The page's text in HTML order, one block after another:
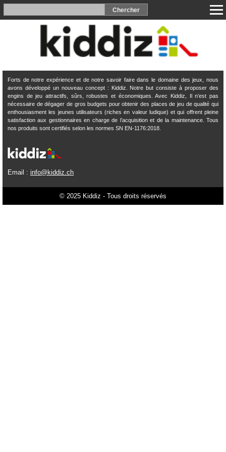
Forts de notre expérience et de notre savoir faire dans le domaine des jeux, nous
avons développé un nouveau concept : Kiddiz. Notre but consiste à proposer des
engins de jeu attractifs, sûrs, robustes et économiques. Avec Kiddiz, Il n’est pas
nécessaire de dégager de gros budgets pour obtenir des places de jeu de qualité qui
enthousiasment les jeunes utilisateurs (riches en valeur ludique) et qui offrent pleine
satisfaction aux gestionnaires en charge de l’acquisition et de la maintenance. Tous
nos produits sont certifiés selon les normes SN EN-1176:2018.
Email : info@kiddiz.ch
© 2025 Kiddiz - Tous droits réservés